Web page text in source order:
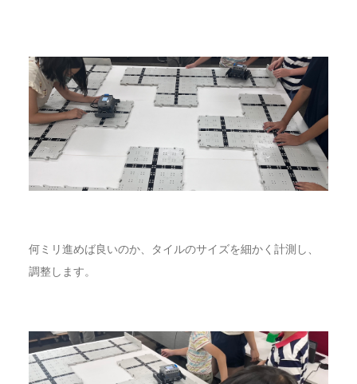
何ミリ進めば良いのか、タイルのサイズを細かく計測し、
調整します。